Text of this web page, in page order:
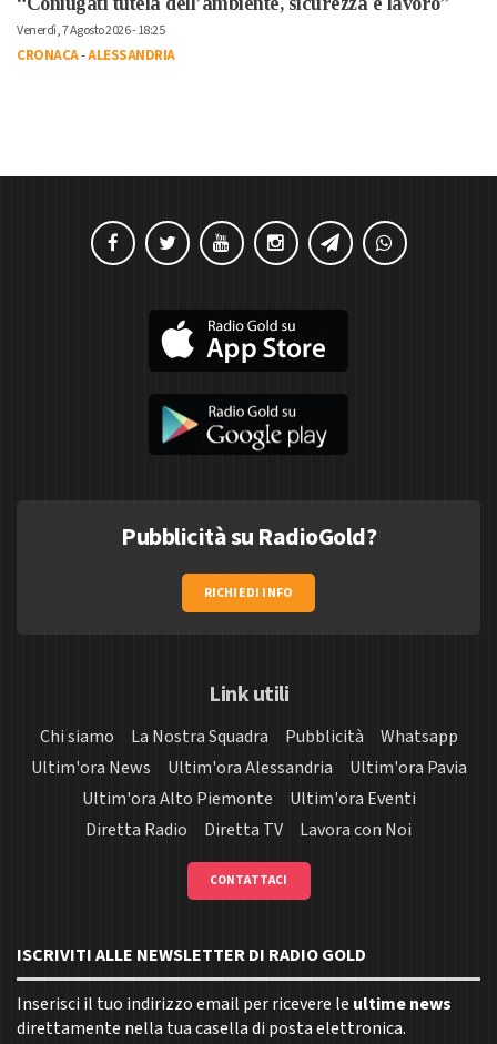
Venerdì, 7 Agosto 2026 - 18:25
CRONACA-ALESSANDRIA
Pubblicità su RadioGold?
RICHIEDI INFO
Link utili
Chi siamo La Nostra Squadra Pubblicità
Whatsapp
Ultim'ora News
Ultim'ora Alessandria
Ultim'ora Pavia
Ultim'ora Alto Piemonte
Ultim'ora Eventi
Diretta Radio
Diretta TV Lavora con Noi
CONTATTACI
ISCRIVITI ALLE NEWSLETTER DI RADIO GOLD
Inserisci il tuo indirizzo email per ricevere le ultime news
direttamente nella tua casella di posta elettronica.